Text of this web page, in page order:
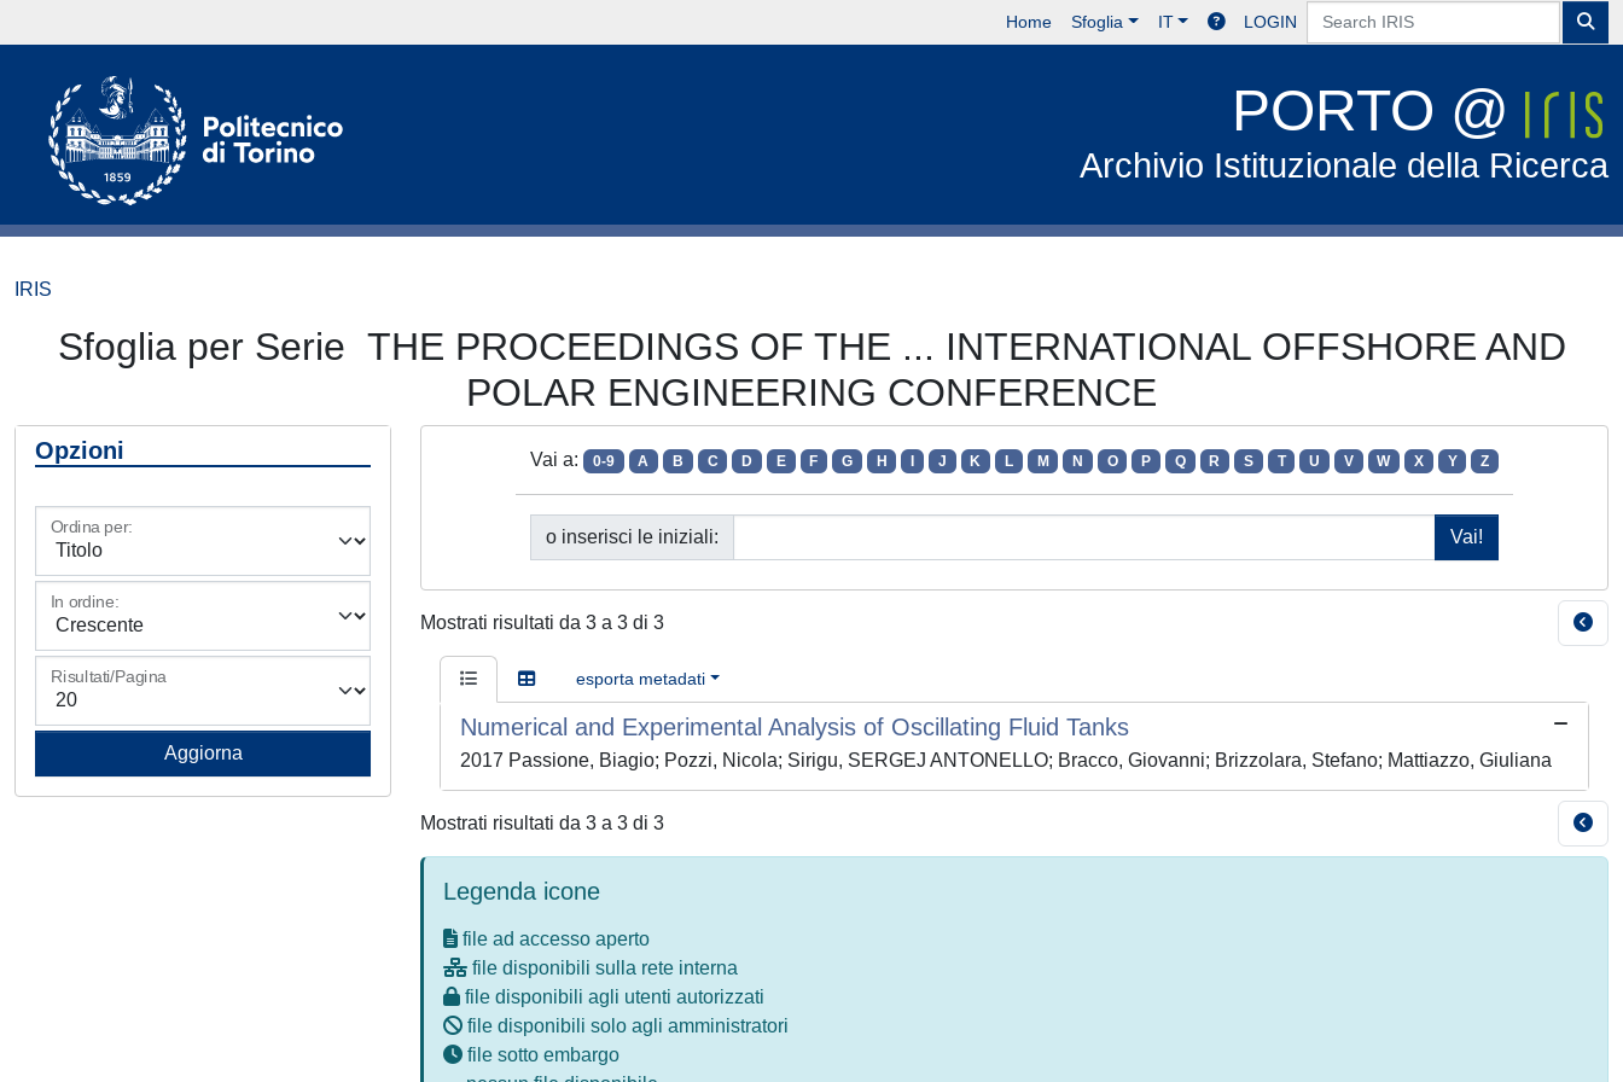
Home Sfoglia IT LOGIN
PORTO @
Archivio Istituzionale della Ricerca
IRIS
Sfoglia per Serie THE PROCEEDINGS OF THE ... INTERNATIONAL OFFSHORE AND
POLAR ENGINEERING CONFERENCE
Opzioni
Ordina per:
In ordine:
Risultati/Pagina
Vai a: 0-9 A B C D E F G H J K L M N O P Q R S T U V W X Y Z
o inserisci le iniziali:
Mostrati risultati da 3 a 3 di 3
esporta metadati
Numerical and Experimental Analysis of Oscillating Fluid Tanks
2017 Passione, Biagio; Pozzi, Nicola; Sirigu, SERGEJ ANTONELLO; Bracco, Giovanni; Brizzolara, Stefano; Mattiazzo, Giuliana
Mostrati risultati da 3 a 3 di 3
Legenda icone
file ad accesso aperto
file disponibili sulla rete interna
file disponibili agli utenti autorizzati
file disponibili solo agli amministratori
file sotto embargo